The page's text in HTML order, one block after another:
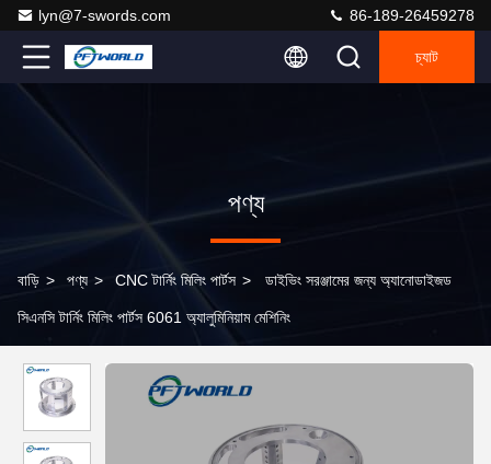
lyn@7-swords.com 86-189-26459278
চ্যাট
পণ্য
বাড়ি > পণ্য > CNC টার্নিং মিলিং পার্টস > ডাইভিং সরঞ্জামের জন্য অ্যানোডাইজড
সিএনসি টার্নিং মিলিং পার্টস 6061 অ্যালুমিনিয়াম মেশিনিং